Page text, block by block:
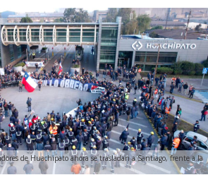
de Huachipato ahora se trasladan a Santiago, frente a la